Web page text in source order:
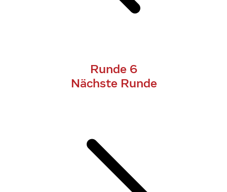
Runde 6
Nächste Runde